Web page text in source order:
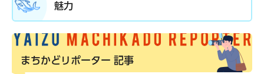
魅力
まちかどリポーター 記事